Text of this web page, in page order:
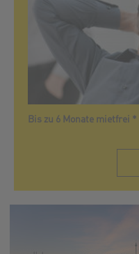
Bis zu 6 Monate mietfrei *